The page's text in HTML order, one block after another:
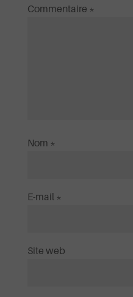
Commentaire *
Nom *
E-mail *
Site web